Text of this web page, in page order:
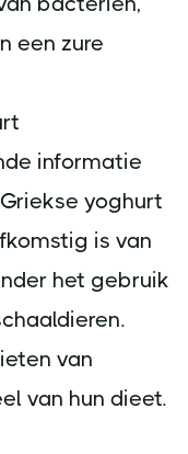
een zure
informatie
yoghurt
is van
het gebruik
van
van hun dieet.